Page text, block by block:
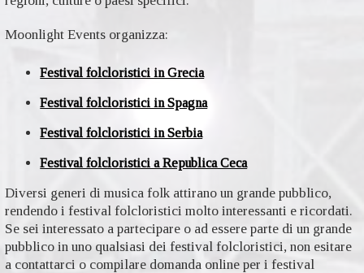
Moonlight Events organizza:
Festival folcloristici in Grecia
Festival folcloristici in Spagna
Festival folcloristici in Serbia
Festival folcloristici a Republica Ceca
Diversi generi di musica folk attirano un grande pubblico,
rendendo i festival folcloristici molto interessanti e ricordati.
Se sei interessato a partecipare o ad essere parte di un grande
pubblico in uno qualsiasi dei festival folcloristici, non esitare
a contattarci o compilare domanda online per i festival